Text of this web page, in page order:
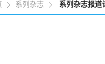
系列杂志 系列杂志报道